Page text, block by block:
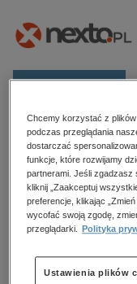
Kategorie
Zobacz wszystkie E-
budownictwo,
biznesowe,
dzienniki
Strona główna
Jacek
Sortowanie
Chcemy korzystać z
podczas przeglądania
dostarczać
funkcje, które rozwijamy
partnerami. Jeśli zgadzasz
kliknij „Zaakceptuj
preferencje, klikając
wycofać swoją zgodę,
przeglądarki.
Polityka
Ustawienia plików